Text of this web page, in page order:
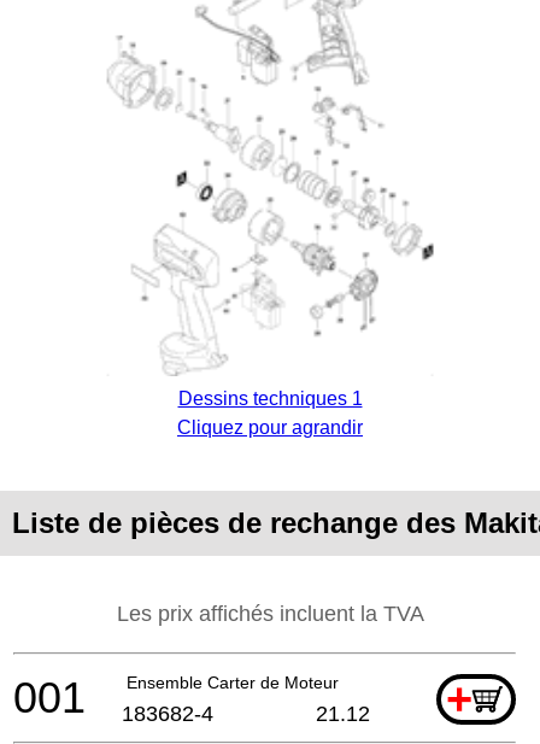
Dessins techniques 1
Cliquez pour agrandir
Liste de pièces de rechange des
Les prix affichés incluent la TVA
Ensemble Carter de Moteur +
001 183682-4 21.12